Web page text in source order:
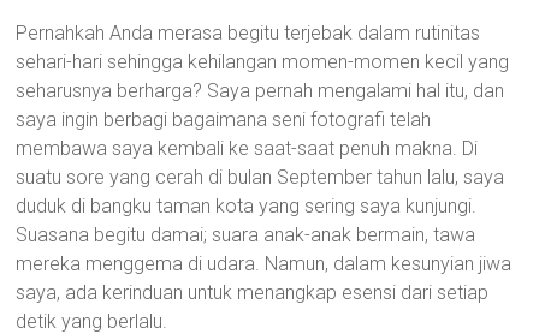
Pernahkah Anda merasa begitu terjebak dalam rutinitas
sehari-hari sehingga kehilangan momen-momen kecil yang
seharusnya berharga? Saya pernah mengalami hal itu, dan
saya ingin berbagi bagaimana seni fotografi telah
membawa saya kembali ke saat-saat penuh makna. Di
suatu sore yang cerah di bulan September tahun lalu, saya
duduk di bangku taman kota yang sering saya kunjungi.
Suasana begitu damai; suara anak-anak bermain, tawa
mereka menggema di udara. Namun, dalam kesunyian jiwa
saya, ada kerinduan untuk menangkap esensi dari setiap
detik yang berlalu.